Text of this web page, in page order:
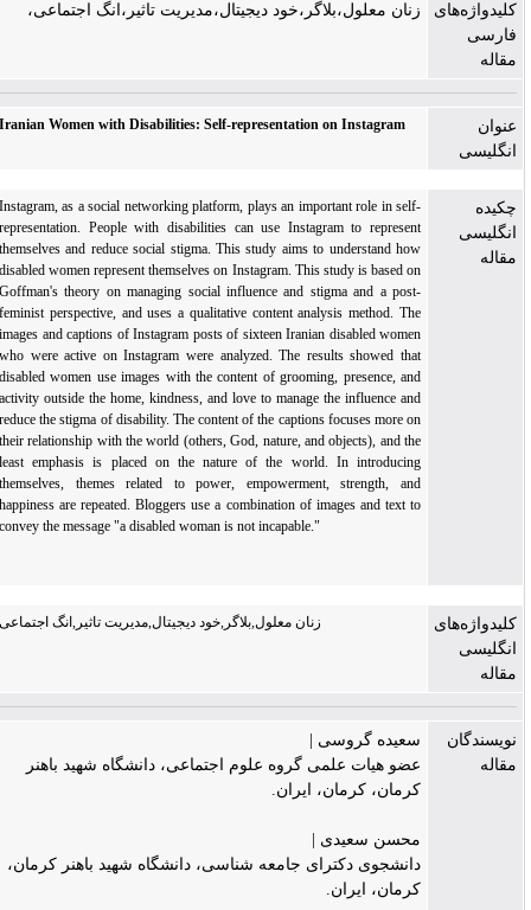
کلیدواژه‌های
فارسی
مقاله
زنان معلول،بلاگر،خود دیجیتال،مدیریت تاثیر،انگ اجتماعی،
عنوان
انگلیسی
Iranian Women with Disabilities: Self-representation on Instagram
چکیده
انگلیسی
مقاله
Instagram, as a social networking platform, plays an important role in self-
representation. People with disabilities can use Instagram to represent
themselves and reduce social stigma. This study aims to understand how
disabled women represent themselves on Instagram. This study is based on
Goffman's theory on managing social influence and stigma and a post-
feminist perspective, and uses a qualitative content analysis method. The
images and captions of Instagram posts of sixteen Iranian disabled women
who were active on Instagram were analyzed. The results showed that
disabled women use images with the content of grooming, presence, and
activity outside the home, kindness, and love to manage the influence and
reduce the stigma of disability. The content of the captions focuses more on
their relationship with the world (others, God, nature, and objects), and the
least emphasis is placed on the nature of the world. In introducing
themselves, themes related to power, empowerment, strength, and
happiness are repeated. Bloggers use a combination of images and text to
convey the message "a disabled woman is not incapable."
کلیدواژه‌های
انگلیسی
مقاله
زنان معلول,بلاگر,خود دیجیتال,مدیریت تاثیر,انگ اجتماعی
نویسندگان
مقاله
سعیده گروسی |
عضو هیات علمی گروه علوم اجتماعی، دانشگاه شهید باهنر
کرمان، کرمان، ایران.
محسن سعیدی |
دانشجوی دکترای جامعه شناسی، دانشگاه شهید باهنر کرمان،
کرمان، ایران.